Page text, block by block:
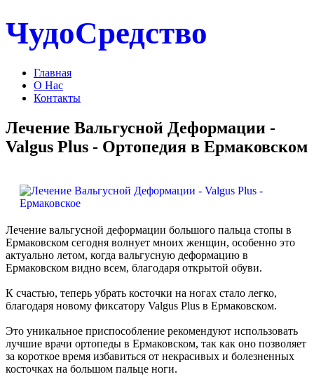
ЧудоСредство
Главная
О Нас
Контакты
Лечение Вальгусной Деформации -
Valgus Plus - Ортопедия в Ермаковском
Лечение вальгусной деформации большого пальца стопы в
Ермаковском сегодня волнует мноих женщин, особенно это
актуально летом, когда вальгусную деформацию в
Ермаковском видно всем, благодаря открытой обуви.
К счастью, теперь убрать косточки на ногах стало легко,
благодаря новому фиксатору Valgus Plus в Ермаковском.
Это уникальное приспособление рекомендуют использовать
лучшие врачи ортопеды в Ермаковском, так как оно позволяет
за короткое время избавиться от некрасивых и болезненных
косточках на большом пальце ноги.